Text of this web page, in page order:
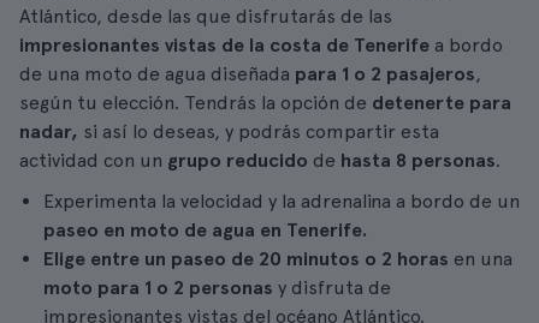
Atlántico, desde las que disfrutarás de las
impresionantes vistas de la costa de Tenerife a bordo
de una moto de agua diseñada para 1 o 2 pasajeros,
según tu elección. Tendrás la opción de detenerte para
nadar, si así lo deseas, y podrás compartir esta
actividad con un grupo reducido de hasta 8 personas.
Experimenta la velocidad y la adrenalina a bordo de un
paseo en moto de agua en Tenerife.
Elige entre un paseo de 20 minutos o 2 horas en una
moto para 1 o 2 personas y disfruta de
impresionantes vistas del océano Atlántico.